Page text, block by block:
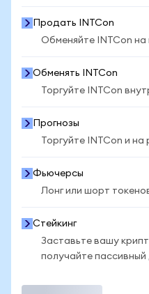
Продать INTCon
Обменяйте INTCon на
Обменять INTCon
Торгуйте INTCon
Прогнозы
Торгуйте INTCon и
Фьючерсы
Лонг или шорт
Стейкинг
Заставьте вашу
получайте